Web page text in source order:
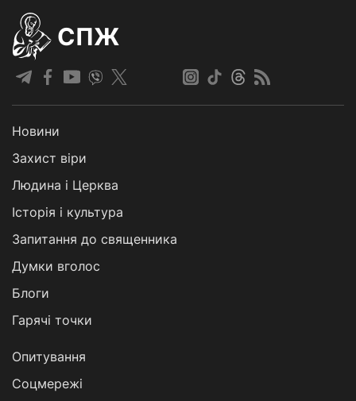
СПЖ
Новини
Захист віри
Людина і Церква
Історія і культура
Запитання до священника
Думки вголос
Блоги
Гарячі точки
Опитування
Соцмережі